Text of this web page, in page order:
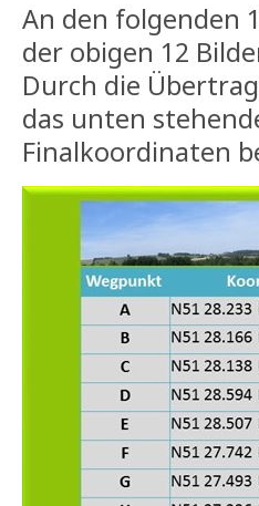
An den folgenden
der obigen 12
Durch die
das unten
Finalkoordinaten